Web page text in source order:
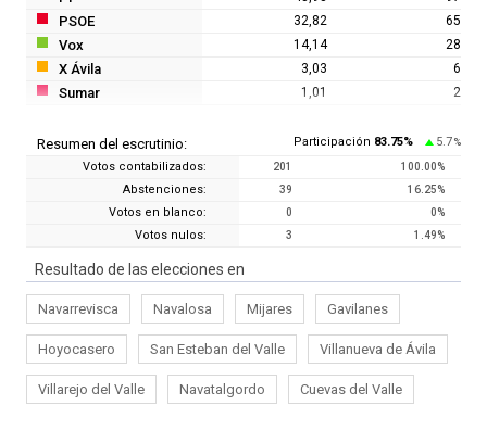
PSOE 32,82 65
Vox 14,14 28
X Ávila 3,03 6
Sumar 1,01 2
Resumen del escrutinio: Participación 83.75% 5.7 %
Votos contabilizados: 201 100.00%
Abstenciones: 39 16.25%
Votos en blanco: 0 0%
Votos nulos: 3 1.49%
Resultado de las elecciones en
Navarrevisca Navalosa Mijares Gavilanes
Hoyocasero San Esteban del Valle Villanueva de Ávila
Villarejo del Valle Navatalgordo Cuevas del Valle